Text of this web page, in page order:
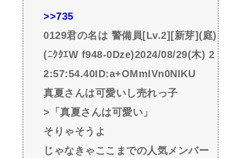
>>735
0129君の名は 警備員[Lv.2][新芽](庭)
(ﾆｸｸｴW f948-0Dze)2024/08/29(木) 2
2:57:54.40ID:a+OMmIVn0NIKU
真夏さんは可愛いし売れっ子
>「真夏さんは可愛い」
そりゃそうよ
じゃなきゃここまでの人気メンバー